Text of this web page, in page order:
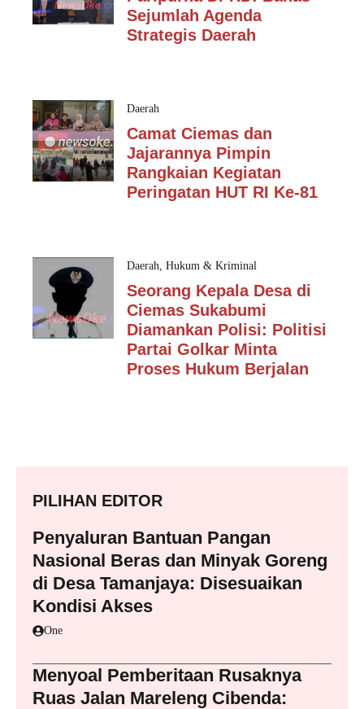
Sejumlah Agenda
Strategis Daerah
Daerah
Camat Ciemas dan
Jajarannya Pimpin
Rangkaian Kegiatan
Peringatan HUT RI Ke-81
Daerah, Hukum & Kriminal
Seorang Kepala Desa di
Ciemas Sukabumi
Diamankan Polisi: Politisi
Partai Golkar Minta
Proses Hukum Berjalan
PILIHAN EDITOR
Penyaluran Bantuan Pangan
Nasional Beras dan Minyak Goreng
di Desa Tamanjaya: Disesuaikan
Kondisi Akses
One
Menyoal Pemberitaan Rusaknya
Ruas Jalan Mareleng Cibenda: